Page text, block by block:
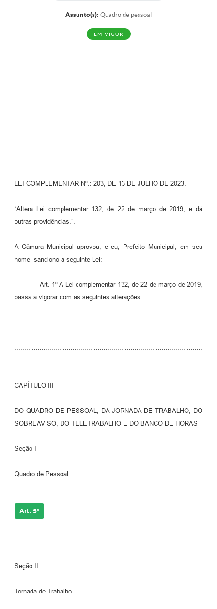
Plano Diretor
REMUME
Contratos
Carta de Serviços
Legislação
Sic
Transparência dos recursos municipais empregado no
combate à pandemia do COVID -19
Lei Aldir Blanc
PNAB - CICLO 2
Prestação de Contas Secretária de Saúde
Assunto(s): Quadro de pessoal
EM VIGOR
LEI COMPLEMENTAR Nº.: 203, DE 13 DE JULHO DE 2023.
“Altera Lei complementar 132, de 22 de março de 2019, e dá
outras providências.”.
A Câmara Municipal aprovou, e eu, Prefeito Municipal, em seu
nome, sanciono a seguinte Lei:
Art. 1º A Lei complementar 132, de 22 de março de 2019,
passa a vigorar com as seguintes alterações:
CAPÍTULO III
DO QUADRO DE PESSOAL, DA JORNADA DE TRABALHO, DO
SOBREAVISO, DO TELETRABALHO E DO BANCO DE HORAS
Seção I
Quadro de Pessoal
Art. 5º
Seção II
Jornada de Trabalho